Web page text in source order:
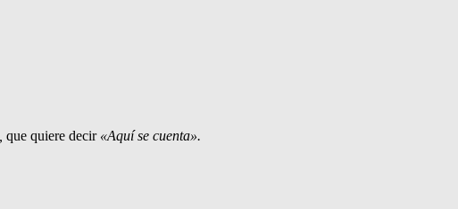
que quiere decir «Aquí se cuenta».